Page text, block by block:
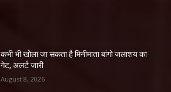
कभी भी खोला जा सकता है मिनीमाता बांगो जलाशय का
गेट, अलर्ट जारी
August 8, 2026